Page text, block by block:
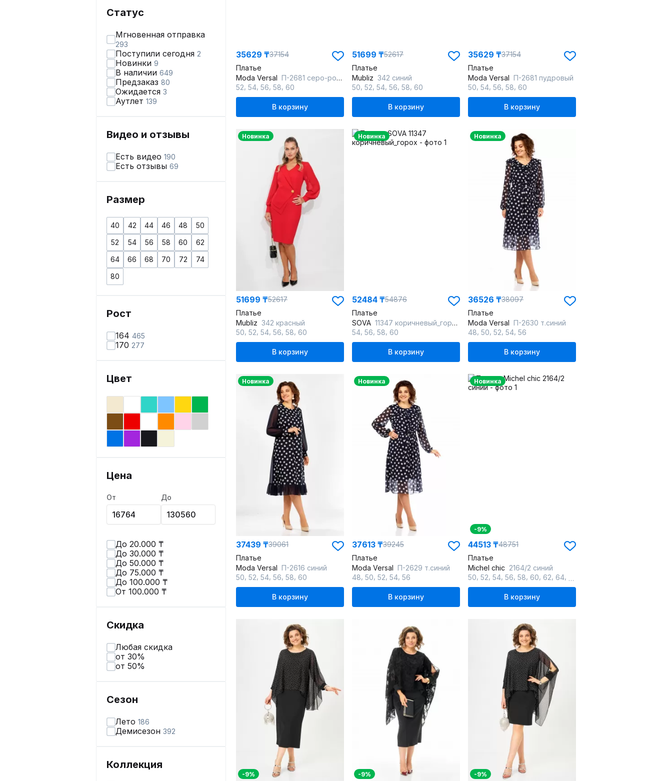
Статус
Мгновенная отправка
293
Поступили сегодня 2
Новинки 9
В наличии 649
Предзаказ 80
Ожидается 3
Аутлет 139
Видео и отзывы
Есть видео 190
Есть отзывы 69
Размер
40 42 44 46 48
50
52
54 56 58 60
62
64
66 68 70 72
74
80
Рост
164 465
170 277
Цвет
Цена
От До
До 20.000 ₸
До 30.000 ₸
До 50.000 ₸
До 75.000 ₸
До 100.000 ₸
От 100.000 ₸
Скидка
Любая скидка
от 30%
от 50%
Сезон
Лето 186
Демисезон 392
Коллекция
35629 ₸37154
Платье
Moda Versal П-2681 серо-розовый
52 54 56 58 60
В корзину
51699 ₸52617
Платье
Mubliz 342 синий
50 52 54 56 58 60
В корзину
35629 ₸37154
Платье
Moda Versal П-2681 пудровый
50 54 56 58 60
В корзину
Новинка
51699 ₸52617
Платье
Mubliz 342 красный
50 52 54 56 58 60
В корзину
Новинка
52484 ₸54876
Платье
SOVA 11347 коричневый_горох
54 56 58 60
В корзину
Новинка
36526 ₸38097
Платье
Moda Versal П-2630 т.синий
48 50 52 54 56
В корзину
Новинка
37439 ₸39061
Платье
Moda Versal П-2616 синий
50 52 54 56 58 60
В корзину
Новинка
37613 ₸39245
Платье
Moda Versal П-2629 т.синий
48 50 52 54 56
В корзину
Новинка
-9%
44513 ₸48751
Платье
Michel chic 2164/2 синий
50 52 54 56 58 60 62 64
В корзину
-9% -9% -9%